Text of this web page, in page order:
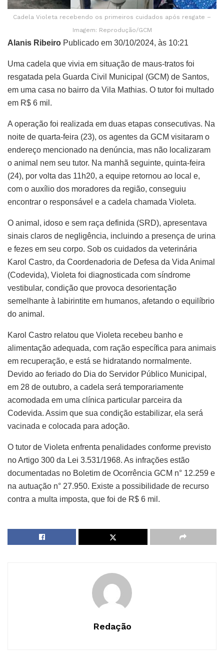
Cadela Violeta recebendo os primeiros cuidados após resgate –
Imagem: Reprodução/GCM
Alanis Ribeiro Publicado em 30/10/2024, às 10:21
Uma cadela que vivia em situação de maus-tratos foi
resgatada pela Guarda Civil Municipal (GCM) de Santos,
em uma casa no bairro da Vila Mathias. O tutor foi multado
em R$ 6 mil.
A operação foi realizada em duas etapas consecutivas. Na
noite de quarta-feira (23), os agentes da GCM visitaram o
endereço mencionado na denúncia, mas não localizaram
o animal nem seu tutor. Na manhã seguinte, quinta-feira
(24), por volta das 11h20, a equipe retornou ao local e,
com o auxílio dos moradores da região, conseguiu
encontrar o responsável e a cadela chamada Violeta.
O animal, idoso e sem raça definida (SRD), apresentava
sinais claros de negligência, incluindo a presença de urina
e fezes em seu corpo. Sob os cuidados da veterinária
Karol Castro, da Coordenadoria de Defesa da Vida Animal
(Codevida), Violeta foi diagnosticada com síndrome
vestibular, condição que provoca desorientação
semelhante à labirintite em humanos, afetando o equilíbrio
do animal.
Karol Castro relatou que Violeta recebeu banho e
alimentação adequada, com ração específica para animais
em recuperação, e está se hidratando normalmente.
Devido ao feriado do Dia do Servidor Público Municipal,
em 28 de outubro, a cadela será temporariamente
acomodada em uma clínica particular parceira da
Codevida. Assim que sua condição estabilizar, ela será
vacinada e colocada para adoção.
O tutor de Violeta enfrenta penalidades conforme previsto
no Artigo 300 da Lei 3.531/1968. As infrações estão
documentadas no Boletim de Ocorrência GCM n° 12.259 e
na autuação n° 27.950. Existe a possibilidade de recurso
contra a multa imposta, que foi de R$ 6 mil.
Redação